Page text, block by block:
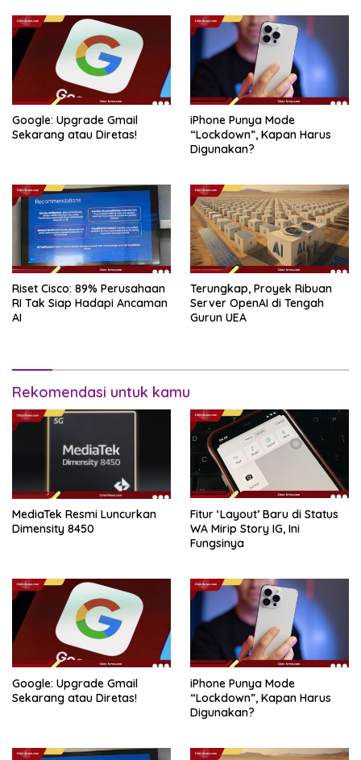
Google: Upgrade Gmail
Sekarang atau Diretas!
iPhone Punya Mode
“Lockdown”, Kapan Harus
Digunakan?
Riset Cisco: 89% Perusahaan
RI Tak Siap Hadapi Ancaman
AI
Terungkap, Proyek Ribuan
Server OpenAI di Tengah
Gurun UEA
Rekomendasi untuk kamu
MediaTek Resmi Luncurkan
Dimensity 8450
Fitur ‘Layout’ Baru di Status
WA Mirip Story IG, Ini
Fungsinya
Google: Upgrade Gmail
Sekarang atau Diretas!
iPhone Punya Mode
“Lockdown”, Kapan Harus
Digunakan?